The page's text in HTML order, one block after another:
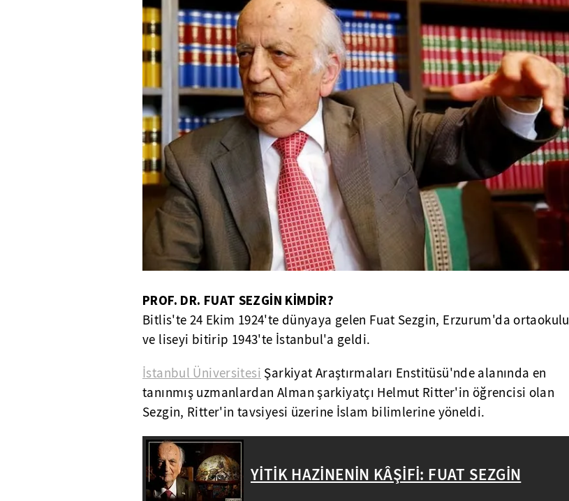
PROF. DR. FUAT SEZGİN KİMDİR?
Bitlis'te 24 Ekim 1924'te dünyaya gelen Fuat Sezgin, Erzurum'da ortaokulu
ve liseyi bitirip 1943'te İstanbul'a geldi.
İstanbul Üniversitesi Şarkiyat Araştırmaları Enstitüsü'nde alanında en
tanınmış uzmanlardan Alman şarkiyatçı Helmut Ritter'in öğrencisi olan
Sezgin, Ritter'in tavsiyesi üzerine İslam bilimlerine yöneldi.
YİTİK HAZİNENİN KÂŞİFİ: FUAT SEZGİN